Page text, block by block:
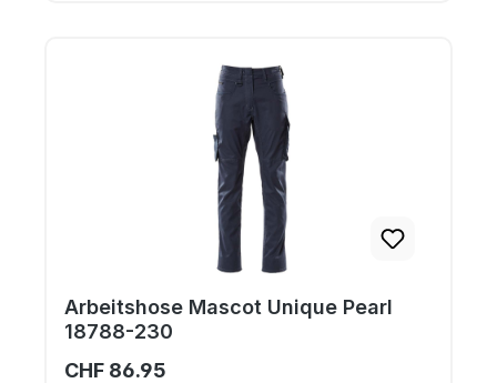
Arbeitshose Mascot Unique Pearl
18788-230
CHF 86.95